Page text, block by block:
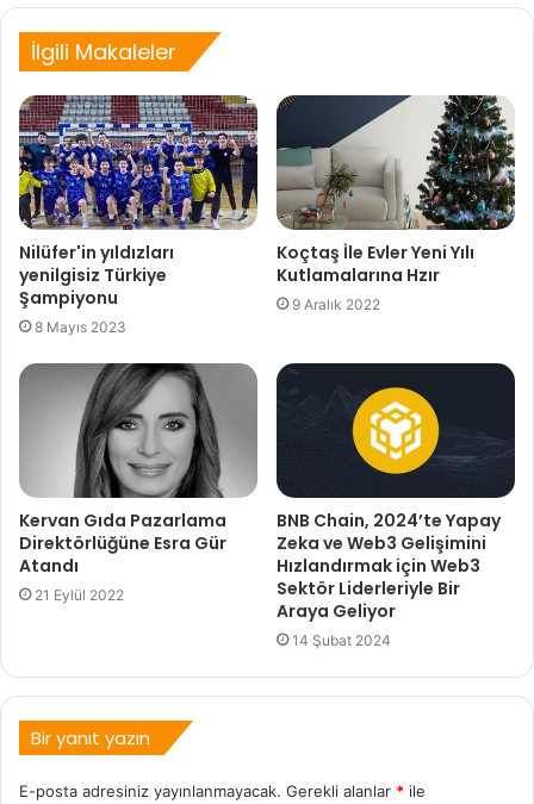
İlgili Makaleler
Nilüfer'in yıldızları
yenilgisiz Türkiye
Şampiyonu
8 Mayıs 2023
Koçtaş İle Evler Yeni Yılı
Kutlamalarına Hzır
9 Aralık 2022
Kervan Gıda Pazarlama
Direktörlüğüne Esra Gür
Atandı
21 Eylül 2022
BNB Chain, 2024’te Yapay
Zeka ve Web3 Gelişimini
Hızlandırmak için Web3
Sektör Liderleriyle Bir
Araya Geliyor
14 Şubat 2024
Bir yanıt yazın
E-posta adresiniz yayınlanmayacak. Gerekli alanlar * ile